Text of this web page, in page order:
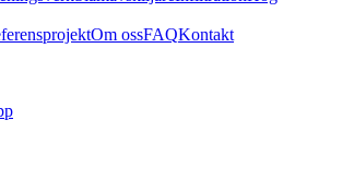
Om ossFAQKontakt